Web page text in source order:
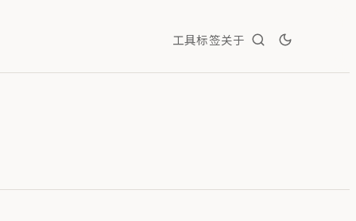
工具标签关于